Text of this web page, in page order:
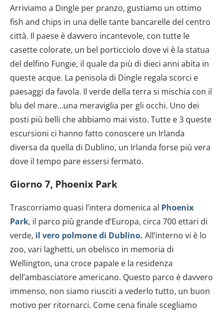
Arriviamo a Dingle per pranzo, gustiamo un ottimo
fish and chips in una delle tante bancarelle del centro
città. Il paese è davvero incantevole, con tutte le
casette colorate, un bel porticciolo dove vi è la statua
del delfino Fungie, il quale da più di dieci anni abita in
queste acque. La penisola di Dingle regala scorci e
paesaggi da favola. Il verde della terra si mischia con il
blu del mare…una meraviglia per gli occhi. Uno dei
posti più belli che abbiamo mai visto. Tutte e 3 queste
escursioni ci hanno fatto conoscere un Irlanda
diversa da quella di Dublino, un Irlanda forse più vera
dove il tempo pare essersi fermato.
Giorno 7, Phoenix Park
Trascorriamo quasi l’intera domenica al Phoenix
Park, il parco più grande d’Europa, circa 700 ettari di
verde, il vero polmone di Dublino. All’interno vi è lo
zoo, vari laghetti, un obelisco in memoria di
Wellington, una croce papale e la residenza
dell’ambasciatore americano. Questo parco è davvero
immenso, non siamo riusciti a vederlo tutto, un buon
motivo per ritornarci. Come cena finale scegliamo